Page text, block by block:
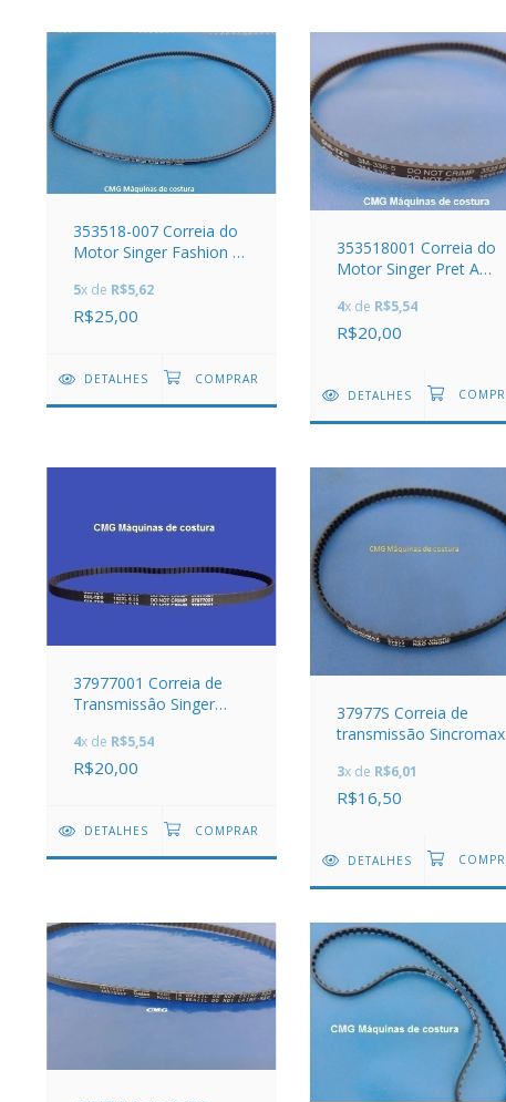
353518-007 Correia do
Motor Singer Fashion /
5x de R$5,62
R$25,00
DETALHES
353518001 Correia do
Motor Singer Pret A
4800, 5400, PP, PL
4x de R$5,54
R$20,00
DETALHES
37977001 Correia de
Transmissâo Singer
4x de R$5,54
R$20,00
DETALHES
37977S Correia de
transmissão Sincromax
3x de R$6,01
R$16,50
DETALHES